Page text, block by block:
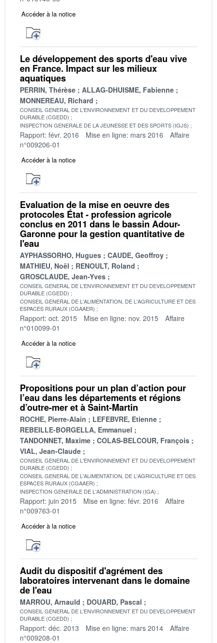
Accéder à la notice
Le développement des sports d'eau vive
en France. Impact sur les milieux
aquatiques
PERRIN, Thérèse
ALLAG-DHUISME, Fabienne
MONNEREAU, Richard
CONSEIL GENERAL DE L'ENVIRONNEMENT ET DU DEVELOPPEMENT
DURABLE (CGEDD)
INSPECTION GENERALE DE LA JEUNESSE ET DES SPORTS (IGJS)
Rapport: févr. 2016 Mise en ligne: mars 2016
Affaire
n°009206-01
Accéder à la notice
Evaluation de la mise en oeuvre des
protocoles État - profession agricole
conclus en 2011 dans le bassin Adour-
Garonne pour la gestion quantitative de
l'eau
AYPHASSORHO, Hugues
CAUDE, Geoffroy
MATHIEU, Noël
RENOULT, Roland
GROSCLAUDE, Jean-Yves
CONSEIL GENERAL DE L'ENVIRONNEMENT ET DU DEVELOPPEMENT
DURABLE (CGEDD)
CONSEIL GENERAL DE L'ALIMENTATION, DE L'AGRICULTURE ET DES
ESPACES RURAUX (CGAAER)
Rapport: oct. 2015 Mise en ligne: nov. 2015
Affaire
n°010099-01
Accéder à la notice
Propositions pour un plan d’action pour
l’eau dans les départements et régions
d’outre-mer et à Saint-Martin
ROCHE, Pierre-Alain
LEFEBVRE, Etienne
REBEILLE-BORGELLA, Emmanuel
TANDONNET, Maxime
COLAS-BELCOUR, François
VIAL, Jean-Claude
CONSEIL GENERAL DE L'ENVIRONNEMENT ET DU DEVELOPPEMENT
DURABLE (CGEDD)
CONSEIL GENERAL DE L'ALIMENTATION, DE L'AGRICULTURE ET DES
ESPACES RURAUX (CGAAER)
INSPECTION GENERALE DE L'ADMINISTRATION (IGA)
Rapport: juin 2015 Mise en ligne: févr. 2016
Affaire
n°009763-01
Accéder à la notice
Audit du dispositif d'agrément des
laboratoires intervenant dans le domaine
de l'eau
MARROU, Arnauld DOUARD, Pascal
CONSEIL GENERAL DE L'ENVIRONNEMENT ET DU DEVELOPPEMENT
DURABLE (CGEDD)
Rapport: déc. 2013 Mise en ligne: mars 2014
Affaire
n°009208-01